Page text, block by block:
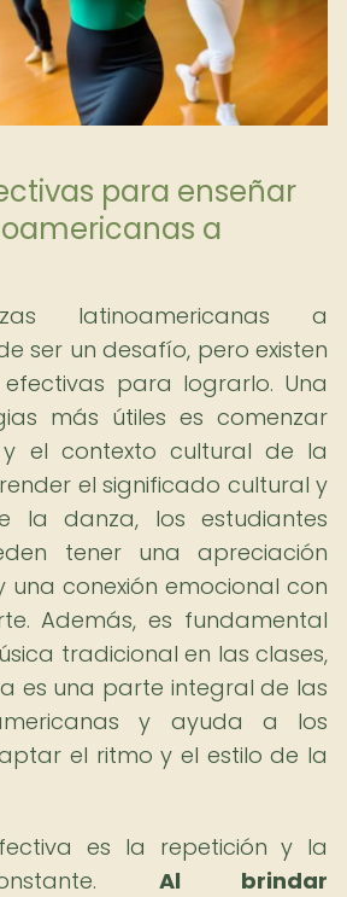
para enseñar
a
latinoamericanas a
ser un desafío, pero existen
para lograrlo. Una
más útiles es comenzar
el contexto cultural de la
el significado cultural y
la danza, los estudiantes
tener una apreciación
conexión emocional con
Además, es fundamental
tradicional en las clases,
es una parte integral de las
y ayuda a los
el ritmo y el estilo de la
es la repetición y la
Al brindar